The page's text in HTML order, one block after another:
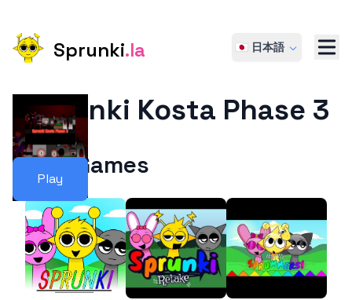
Sprunki.la 🇯🇵 日本語
Play
Sprunki Kosta Phase 3
More Games